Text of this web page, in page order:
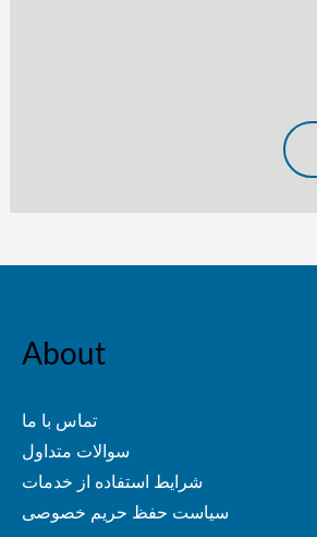
About
تماس با ما
سوالات متداول
شرایط استفاده از خدمات
سیاست حفظ حریم خصوصی